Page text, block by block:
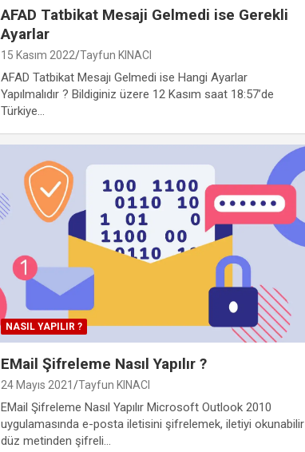
AFAD Tatbikat Mesaji Gelmedi ise Gerekli
Ayarlar
15 Kasım 2022 Tayfun KINACI
AFAD Tatbikat Mesajı Gelmedi ise Hangi Ayarlar
Yapılmalıdır ? Bildiginiz üzere 12 Kasım saat 18:57’de
Türkiye…
NASIL YAPILIR ?
EMail Şifreleme Nasıl Yapılır ?
24 Mayıs 2021 Tayfun KINACI
EMail Şifreleme Nasıl Yapılır Microsoft Outlook 2010
uygulamasında e-posta iletisini şifrelemek, iletiyi okunabilir
düz metinden şifreli…